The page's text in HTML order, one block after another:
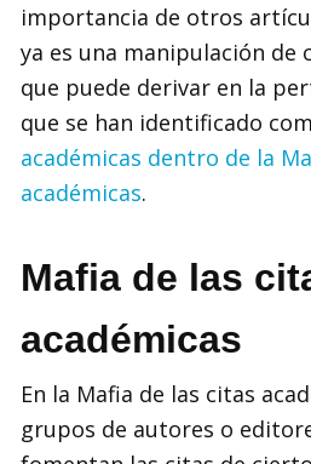
importancia de otros
ya es una manipulación de
que puede derivar en la
que se han identificado
académicas dentro de la
académicas.
Mafia de las
académicas
En la Mafia de las citas
grupos de autores o